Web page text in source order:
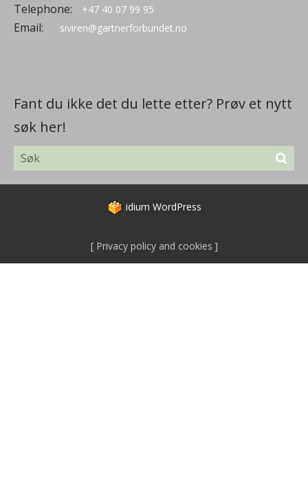
Telephone:
+47 40 07 99 95
Email: siviren@gartnerforbundet.no
Fant du ikke det du lette etter? Prøv et nytt
søk her!
idium WordPress
Privacy policy and cookies